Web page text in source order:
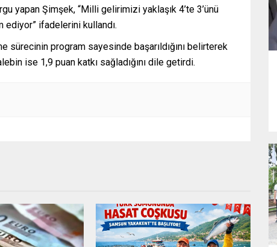
yapan Şimşek, “Milli gelirimizi yaklaşık 4’te 3’ünü
ediyor” ifadelerini kullandı.
program sayesinde başarıldığını belirterek
ise 1,9 puan katkı sağladığını dile getirdi.